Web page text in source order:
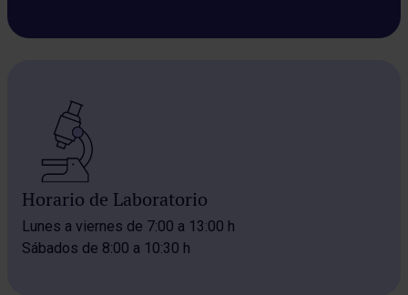
Horario de Laboratorio
Lunes a viernes de 7:00 a 13:00 h
Sábados de 8:00 a 10:30 h